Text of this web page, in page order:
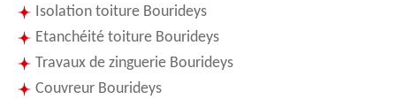
Isolation toiture Bourideys
Etanchéité toiture Bourideys
Travaux de zinguerie Bourideys
Couvreur Bourideys